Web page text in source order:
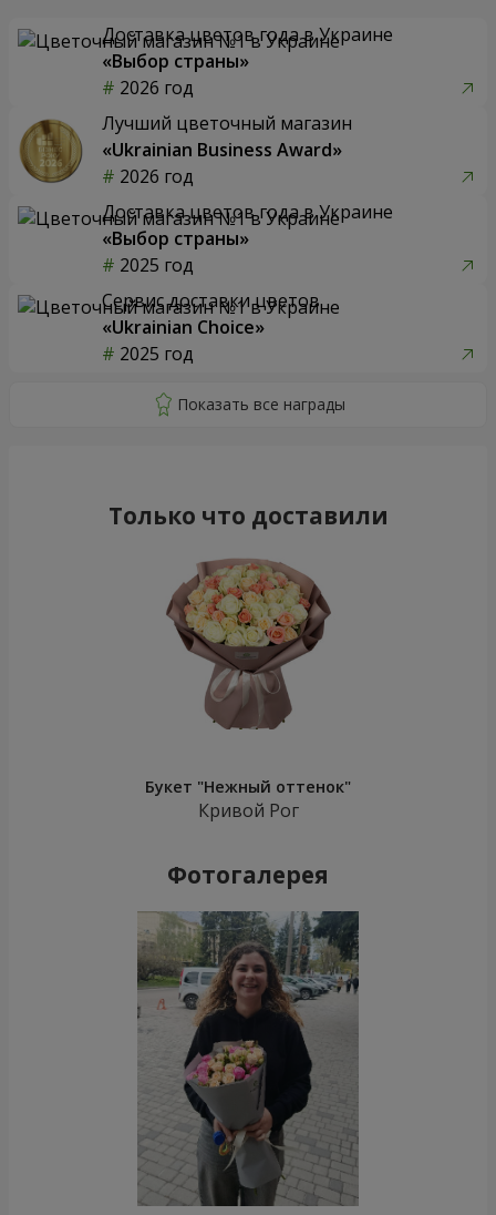
Доставка цветов года в Украине
«Выбор страны»
2026 год
Лучший цветочный магазин
«Ukrainian Business Award»
2026 год
Доставка цветов года в Украине
«Выбор страны»
2025 год
Сервис доставки цветов
«Ukrainian Choice»
2025 год
Только что доставили
Букет "Нежный оттенок"
Кривой Рог
Фотогалерея